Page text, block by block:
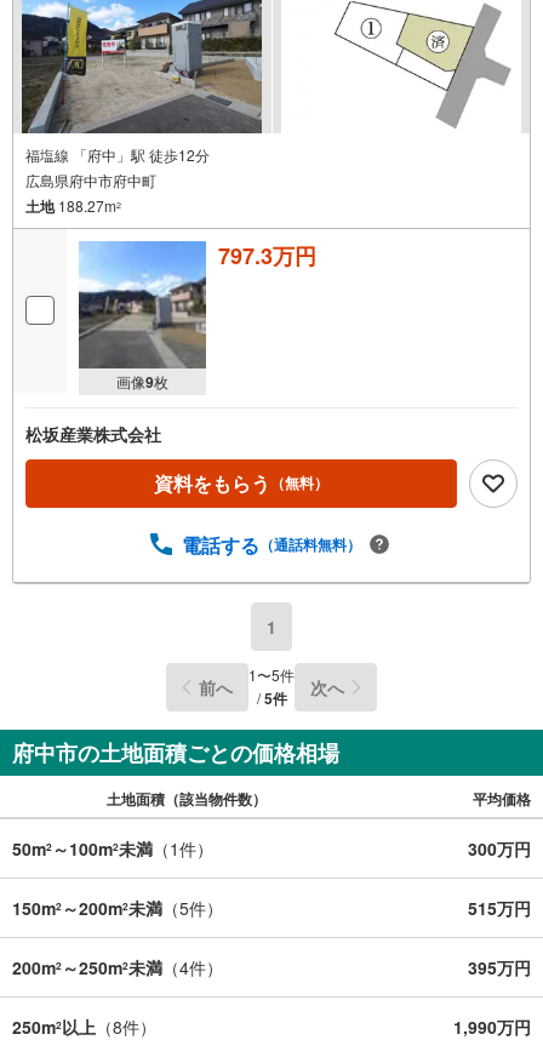
福塩線 「府中」駅 徒歩12分
広島県府中市府中町
土地188.27m2
画像9枚
797.3万円
松坂産業株式会社
資料をもらう （無料）
電話する （通話料無料）
1
前へ 1〜5件
/5件 次へ
府中市の土地面積ごとの価格相場
土地面積（該当物件数） 平均価格
50m2 ～100m2未満 （1件） 300万円
150m2 ～200m2未満 （5件） 515万円
200m2 ～250m2未満 （4件） 395万円
250m2以上 （8件） 1,990万円